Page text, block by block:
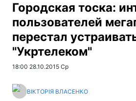
Городская тоска:
пользователей
перестал
"Укртелеком"
18:00 28.10.2015 Ср
ВІКТОРІЯ ВЛАСЕНКО